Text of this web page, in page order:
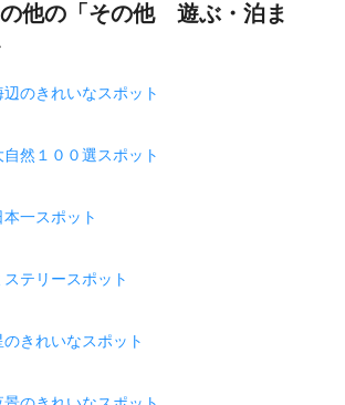
他の「その他 遊ぶ・泊ま
のきれいなスポット
然１００選スポット
一スポット
テリースポット
きれいなスポット